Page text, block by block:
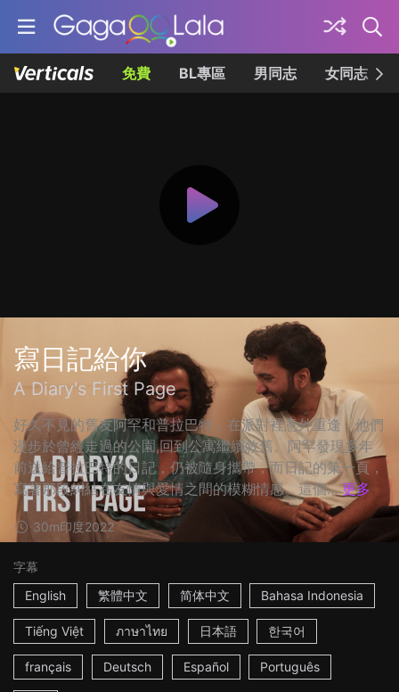
免費 BL專區 男同志 女同志
寫日記給你
A Diary's First Page
好久不見的舊友阿罕和普拉巴特，在派對裡意外重逢，他們
漫步於曾經走過的公園,回到公寓繼續敘舊。阿罕發現多年
前送給普拉巴特的日記，仍被隨身攜帶，而日記的第一頁，
寫著那段糾結在友情與愛情之間的模糊情感。這個... 更多
30m印度2022
字幕
English
繁體中文 简体中文 Bahasa Indonesia
Tiếng Việt ภาษาไทย 日本語 한국어
français Deutsch Español Português